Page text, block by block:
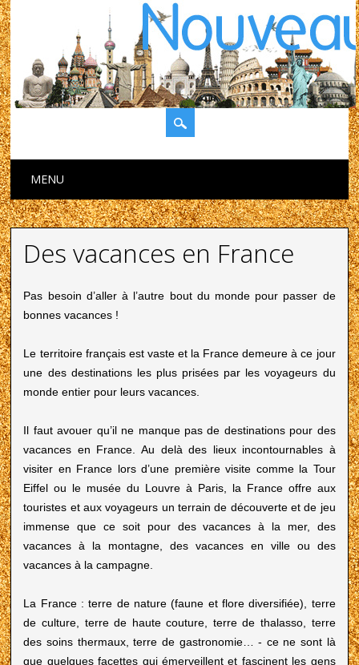
Main menu
MENU
Des vacances en France
Pas besoin d’aller à l’autre bout du monde pour passer de
bonnes vacances !
Le territoire français est vaste et la France demeure à ce jour
une des destinations les plus prisées par les voyageurs du
monde entier pour leurs vacances.
Il faut avouer qu’il ne manque pas de destinations pour des
vacances en France. Au delà des lieux incontournables à
visiter en France lors d’une première visite comme la Tour
Eiffel ou le musée du Louvre à Paris, la France offre aux
touristes et aux voyageurs un terrain de découverte et de jeu
immense que ce soit pour des vacances à la mer, des
vacances à la montagne, des vacances en ville ou des
vacances à la campagne.
La France : terre de nature (faune et flore diversifiée), terre
de culture, terre de haute couture, terre de thalasso, terre
des soins thermaux, terre de gastronomie… - ce ne sont là
que quelques facettes qui émerveillent et fascinent les gens